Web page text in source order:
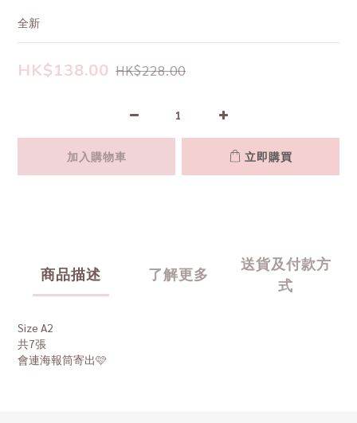
全新
HK$138.00 HK$228.00
加入購物車 立即購買
商品描述 了解更多
送貨及付款方
式
Size A2
共7張
會連海報筒寄出🩷